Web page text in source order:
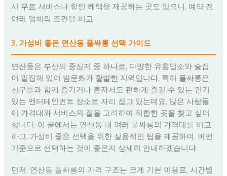
시 무료 서비스나 할인 혜택을 제공하는 곳도 있으니, 예약 전
여러 업체의 조건을 비교
3. 가성비 좋은 연산동 풀싸롱 선택 가이드
연산동은 부산의 중심지 중 하나로, 다양한 유흥업소와 술집
이 밀집해 있어 밤문화가 활발한 지역입니다. 특히 풀싸롱은
친구들과 함께 즐기거나 혼자서도 편하게 즐길 수 있는 인기
있는 엔터테인먼트 장소로 자리 잡고 있는데요, 많은 사람들
이 가격대와 서비스의 질을 고려하여 적합한 곳을 찾고 싶어
합니다. 이 글에서는 연산동 내 여러 풀싸롱의 가격대를 비교
하고, 가성비 좋은 선택을 위한 실용적인 팁을 제공하며, 어떤
기준으로 선택하는 것이 좋은지 상세히 안내하겠습니다.
먼저, 연산동 풀싸롱의 가격 구조는 크게 기본 이용료, 시간별